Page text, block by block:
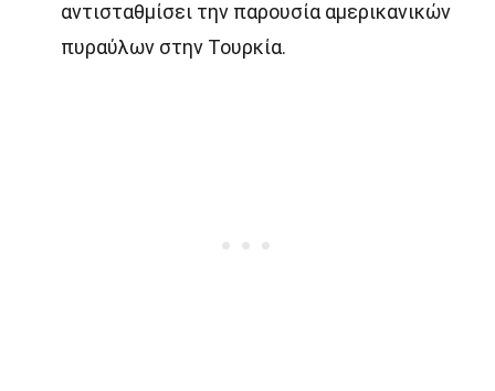
αντισταθμίσει την παρουσία αμερικανικών
πυραύλων στην Τουρκία.